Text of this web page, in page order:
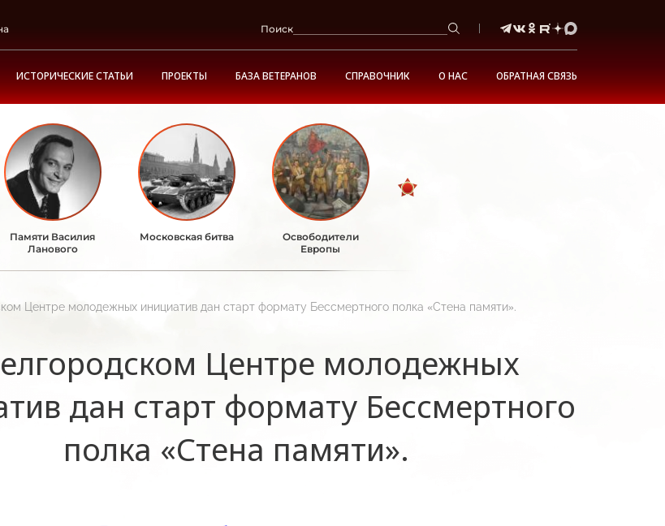
Поиск
ИСТОРИЧЕСКИЕ СТАТЬИ ПРОЕКТЫ БАЗА ВЕТЕРАНОВ СПРАВОЧНИК О НАС ОБРАТНАЯ СВЯЗЬ
Памяти Василия
Ланового
Московская битва
Освободители
Европы
Центре молодежных инициатив дан старт формату Бессмертного полка «Стена памяти».
Центре молодежных
дан старт формату Бессмертного
полка «Стена памяти».